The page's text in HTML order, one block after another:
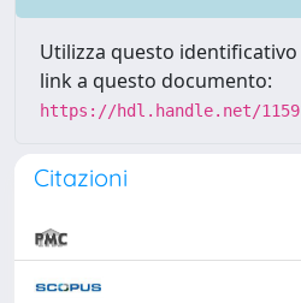
Utilizza questo
link a questo documento:
https://hdl.handle.net/
Citazioni